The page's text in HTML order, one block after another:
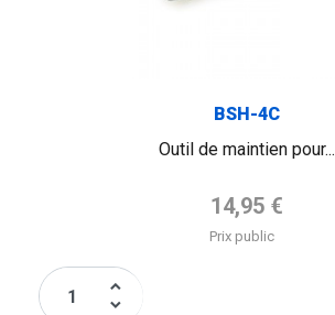
BSH-4C
Outil de maintien pour...
Prix de base
14,95 €
Prix public
keyboard_arrow_up
keyboard_arrow_down